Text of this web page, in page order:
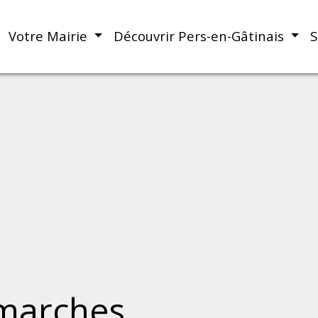
Votre Mairie Découvrir Pers-en-Gâtinais